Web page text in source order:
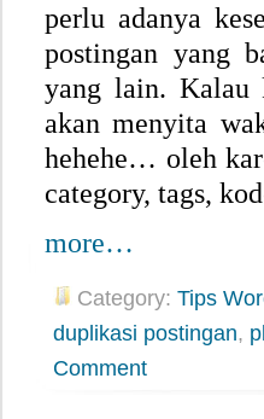
perlu adanya
postingan yang
yang lain. Kalau
akan menyita
hehehe… oleh
category, tags,
more…
Category: Tips
duplikasi postingan,
Comment